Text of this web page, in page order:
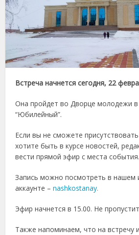
Встреча начнется сегодня, 22
Она пройдет во Дворце молодежи
“Юбилейный”.
Если вы не сможете
хотите быть в курсе новостей,
вести прямой эфир с места события.
Запись можно посмотреть в нашем
аккаунте –nashkostanay.
Эфир начнется в 15.00. Не
Также напоминаем, что на встречу